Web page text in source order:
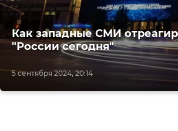
5 сентября 2024, 20:14
Как западные СМИ
"России сегодня"